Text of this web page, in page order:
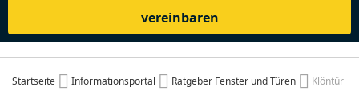
vereinbaren
Startseite Informationsportal Ratgeber Fenster und Türen Klöntür